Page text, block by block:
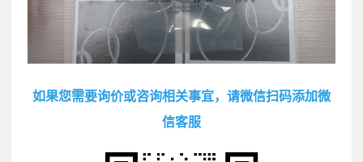
如果您需要询价或咨询相关事宜，请微信扫码添加微
信客服